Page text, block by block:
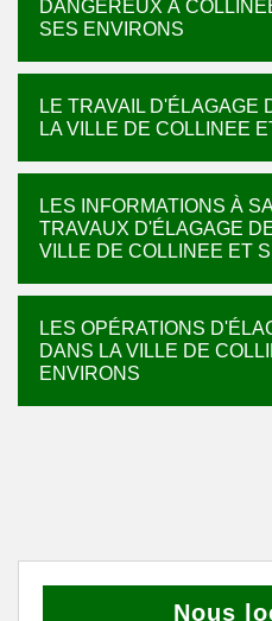
DANGEREUX À
SES ENVIRONS
LE TRAVAIL D'ÉLAGAGE
LA VILLE DE COLLINEE
LES INFORMATIONS À
TRAVAUX D'ÉLAGAGE
VILLE DE COLLINEE ET
LES OPÉRATIONS
DANS LA VILLE DE
ENVIRONS
Nous